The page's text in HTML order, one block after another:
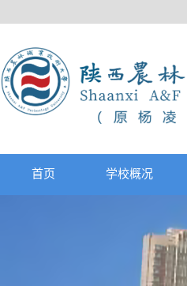
首页 学校概况